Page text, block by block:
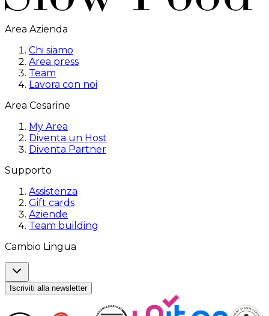
Area Azienda
Chi siamo
Area press
Team
Lavora con noi
Area Cesarine
My Area
Diventa un Host
Diventa Partner
Supporto
Assistenza
Gift cards
Aziende
Team building
Cambio Lingua
Iscriviti alla newsletter